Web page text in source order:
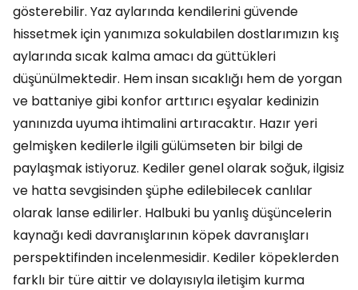
gösterebilir. Yaz aylarında kendilerini güvende
hissetmek için yanımıza sokulabilen dostlarımızın kış
aylarında sıcak kalma amacı da güttükleri
düşünülmektedir. Hem insan sıcaklığı hem de yorgan
ve battaniye gibi konfor arttırıcı eşyalar kedinizin
yanınızda uyuma ihtimalini artıracaktır. Hazır yeri
gelmişken kedilerle ilgili gülümseten bir bilgi de
paylaşmak istiyoruz. Kediler genel olarak soğuk, ilgisiz
ve hatta sevgisinden şüphe edilebilecek canlılar
olarak lanse edilirler. Halbuki bu yanlış düşüncelerin
kaynağı kedi davranışlarının köpek davranışları
perspektifinden incelenmesidir. Kediler köpeklerden
farklı bir türe aittir ve dolayısıyla iletişim kurma